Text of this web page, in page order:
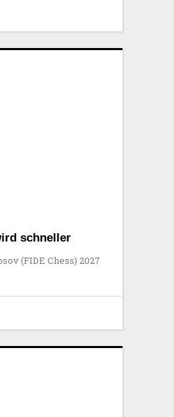
schneller
(FIDE Chess) 2027